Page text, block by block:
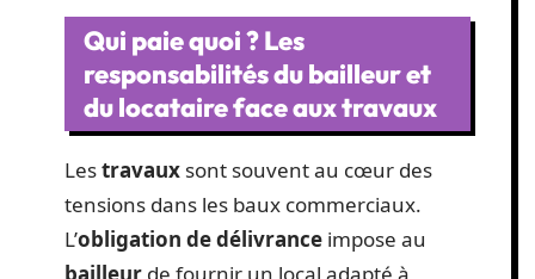
Qui paie quoi ? Les
responsabilités du bailleur et
du locataire face aux travaux
Lestravaux sont souvent au cœur des
tensions dans les baux commerciaux.
L’obligation de délivrance impose au